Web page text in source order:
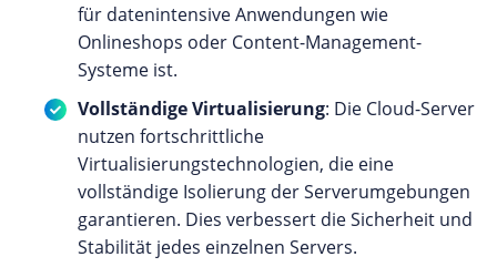
für datenintensive Anwendungen wie
Onlineshops oder Content-Management-
Systeme ist.
Vollständige Virtualisierung: Die Cloud-Server
nutzen fortschrittliche
Virtualisierungstechnologien, die eine
vollständige Isolierung der Serverumgebungen
garantieren. Dies verbessert die Sicherheit und
Stabilität jedes einzelnen Servers.